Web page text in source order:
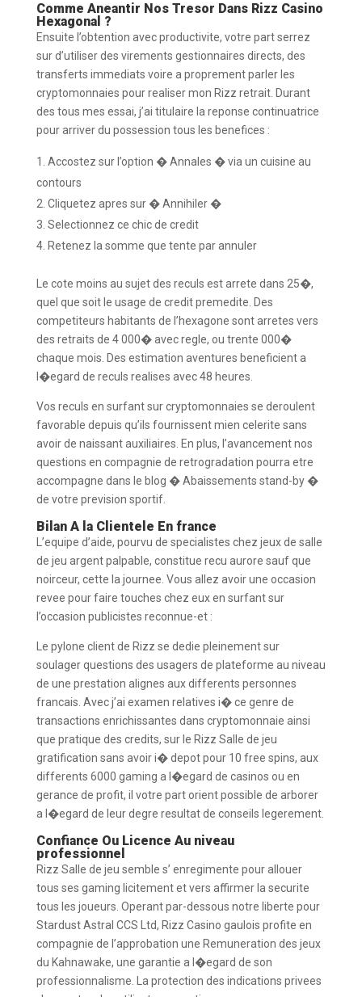
Comme Aneantir Nos Tresor Dans Rizz Casino
Hexagonal ?
Ensuite l’obtention avec productivite, votre part serrez
sur d’utiliser des virements gestionnaires directs, des
transferts immediats voire a proprement parler les
cryptomonnaies pour realiser mon Rizz retrait. Durant
des tous mes essai, j’ai titulaire la reponse continuatrice
pour arriver du possession tous les benefices :
Accostez sur l’option � Annales � via un cuisine au
contours
Cliquetez apres sur � Annihiler �
Selectionnez ce chic de credit
Retenez la somme que tente par annuler
Le cote moins au sujet des reculs est arrete dans 25�,
quel que soit le usage de credit premedite. Des
competiteurs habitants de l’hexagone sont arretes vers
des retraits de 4 000� avec regle, ou trente 000�
chaque mois. Des estimation aventures beneficient a
l�egard de reculs realises avec 48 heures.
Vos reculs en surfant sur cryptomonnaies se deroulent
favorable depuis qu’ils fournissent mien celerite sans
avoir de naissant auxiliaires. En plus, l’avancement nos
questions en compagnie de retrogradation pourra etre
accompagne dans le blog � Abaissements stand-by �
de votre prevision sportif.
Bilan A la Clientele En france
L’equipe d’aide, pourvu de specialistes chez jeux de salle
de jeu argent palpable, constitue recu aurore sauf que
noirceur, cette la journee. Vous allez avoir une occasion
revee pour faire touches chez eux en surfant sur
l’occasion publicistes reconnue-et :
Le pylone client de Rizz se dedie pleinement sur
soulager questions des usagers de plateforme au niveau
de une prestation alignes aux differents personnes
francais. Avec j’ai examen relatives i� ce genre de
transactions enrichissantes dans cryptomonnaie ainsi
que pratique des credits, sur le Rizz Salle de jeu
gratification sans avoir i� depot pour 10 free spins, aux
differents 6000 gaming a l�egard de casinos ou en
gerance de profit, il votre part orient possible de arborer
a l�egard de leur degre resultat de conseils legerement.
Confiance Ou Licence Au niveau
professionnel
Rizz Salle de jeu semble s’ enregimente pour allouer
tous ses gaming licitement et vers affirmer la securite
tous les joueurs. Operant par-dessous notre liberte pour
Stardust Astral CCS Ltd, Rizz Casino gaulois profite en
compagnie de l’approbation une Remuneration des jeux
du Kahnawake, une garantie a l�egard de son
professionnalisme. La protection des indications privees